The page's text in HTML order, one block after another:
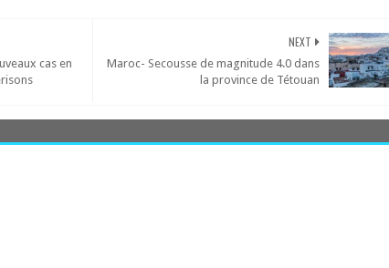
NEXT
Maroc- Secousse de magnitude 4.0 dans
la province de Tétouan
cas en